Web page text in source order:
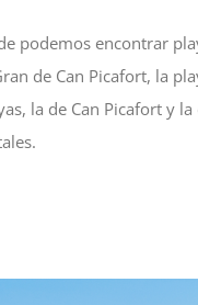
podemos encontrar
de Can Picafort, la
la de Can Picafort y la